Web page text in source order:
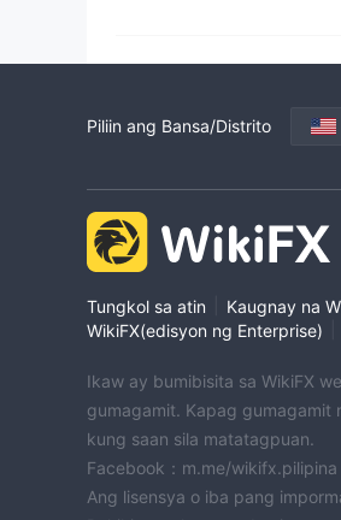
Piliin ang Bansa/Distrito
Tungkol sa atin Kaugnay na
WikiFX(edisyon ng Enterprise)
Ikaw ay bumibisita sa WikiFX
gumagamit. Kapag gumagamit
kung saan sila matatagpuan.
Facebook：m.me/wikifx.pilipina
Ang lisensya o iba pang